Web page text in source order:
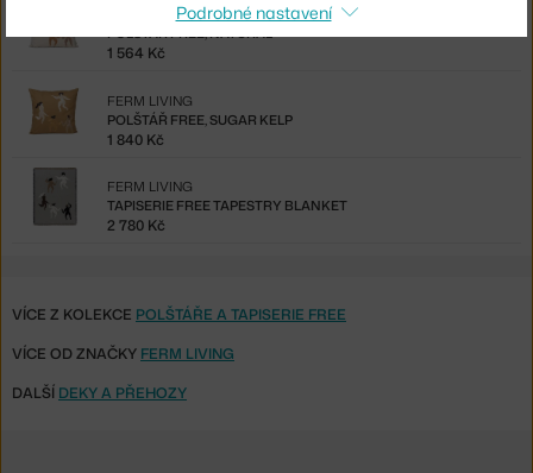
POLŠTÁŘ FREE, NATURAL
FERM LIVING
1 564 Kč
POLŠTÁŘ FREE, SUGAR KELP
FERM LIVING
1 840 Kč
TAPISERIE FREE TAPESTRY BLANKET
FERM LIVING
2 780 Kč
VÍCE Z KOLEKCE POLŠTÁŘE A TAPISERIE FREE
VÍCE OD ZNAČKY FERM LIVING
DALŠÍ DEKY A PŘEHOZY
Podrobné nastavení